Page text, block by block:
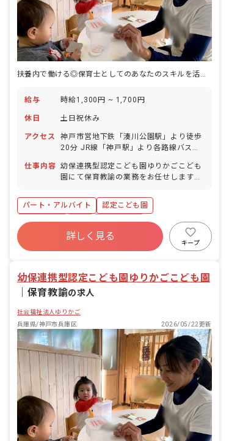
扶養内で働ける◎保育士としてのあなたのスキルを活かしませんか
給与 時給1,300円 ~ 1,700円
休日 土日祝休み
アクセス
神戸市営地下鉄「湊川公園駅」より徒歩
20分 JR線「神戸駅」より各路線バス利
統）「夢野町3丁目」下車、徒歩3分 ・
三宮行き市バス（7系統）「石井町」下
（無料駐輪場あり）
仕事内容 幼保連携型認定こども園ゆりかごこども
園にて保育教諭の業務をお任せします。
般 ・身の回りの世話 ・遊びの見守り ・
活動のサポート
パート・アルバイト
認定こども園
土日祝休み
有給
残業少なめ
昇給昇進あり
産休育休制度
社会福祉法人
詳しく見る
キープ
幼保連携型認定こども園ゆりかごこども園
保育教諭の求人
社会福祉法人ゆりかご
兵庫県/神戸市兵庫区
2026/05/22更新